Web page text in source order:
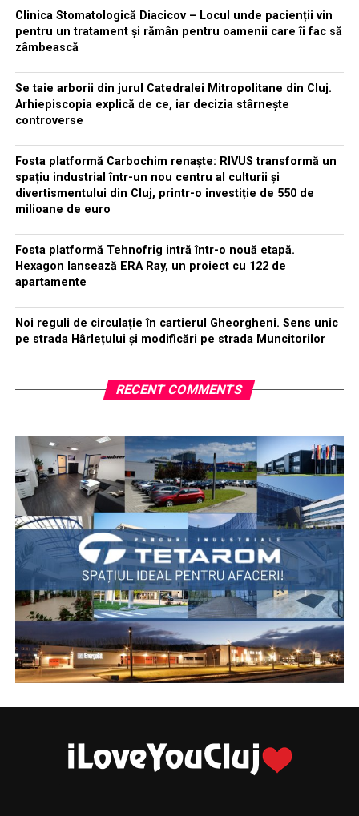
Clinica Stomatologică Diacicov – Locul unde pacienții vin
pentru un tratament și rămân pentru oamenii care îi fac să
zâmbească
Se taie arborii din jurul Catedralei Mitropolitane din Cluj.
Arhiepiscopia explică de ce, iar decizia stârnește
controverse
Fosta platformă Carbochim renaște: RIVUS transformă un
spațiu industrial într-un nou centru al culturii și
divertismentului din Cluj, printr-o investiție de 550 de
milioane de euro
Fosta platformă Tehnofrig intră într-o nouă etapă.
Hexagon lansează ERA Ray, un proiect cu 122 de
apartamente
Noi reguli de circulație în cartierul Gheorgheni. Sens unic
pe strada Hârlețului și modificări pe strada Muncitorilor
RECENT COMMENTS